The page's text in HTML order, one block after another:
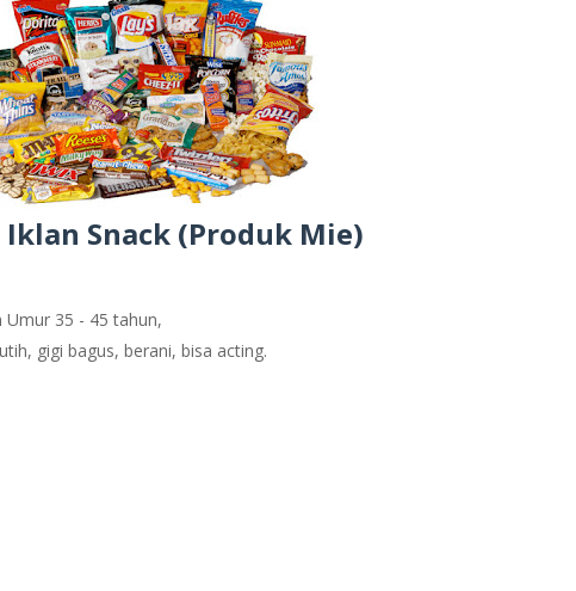
Snack (Produk Mie)
Umur 35 - 45 tahun,
gigi bagus, berani, bisa acting.